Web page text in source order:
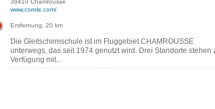
38410 Chamrousse
www.corole.com/
Entfernung: 20 km
Die Gleitschirmschule ist im Fluggebiet CHAMROUSSE
unterwegs, das seit 1974 genutzt wird. Drei Standorte stehen
Verfügung mit...